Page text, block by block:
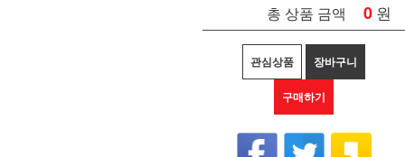
총 상품 금액 0 원
관심상품 장바구니
구매하기